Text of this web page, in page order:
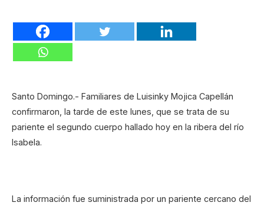
Santo Domingo.- Familiares de Luisinky Mojica Capellán
confirmaron, la tarde de este lunes, que se trata de su
pariente el segundo cuerpo hallado hoy en la ribera del río
Isabela.
La información fue suministrada por un pariente cercano del